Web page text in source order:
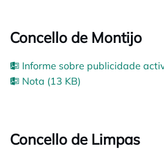
Concello de Montijo
Informe sobre publicidade
Nota (13 KB)
Concello de Limpas